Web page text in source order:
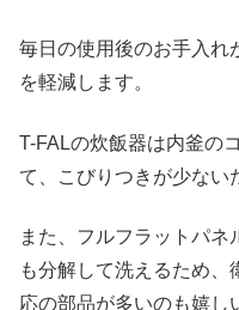
毎日の使用後のお手入れ
を軽減します。
T-FALの炊飯器は内釜の
て、こびりつきが少ない
また、フルフラットパ
も分解して洗えるため
応の部品が多いのも嬉し